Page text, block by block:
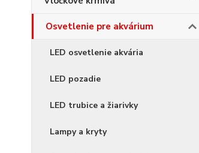
Osvetlenie pre akvárium
LED osvetlenie akvária
LED pozadie
LED trubice a žiarivky
Lampy a kryty